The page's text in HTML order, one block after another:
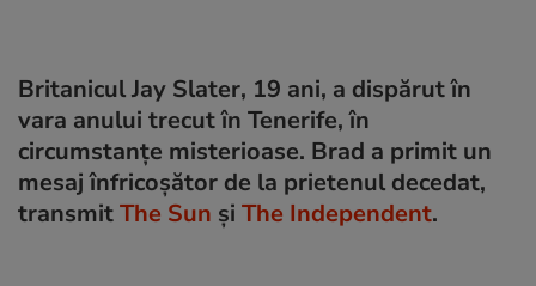
Britanicul Jay Slater, 19 ani, a dispărut în
vara anului trecut în Tenerife, în
circumstanțe misterioase. Brad a primit un
mesaj înfricoșător de la prietenul decedat,
transmitThe Sun și The Independent.